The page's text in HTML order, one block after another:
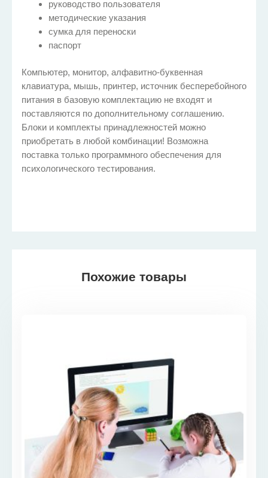
руководство пользователя
методические указания
сумка для переноски
паспорт
Компьютер, монитор, алфавитно-буквенная
клавиатура, мышь, принтер, источник бесперебойного
питания в базовую комплектацию не входят и
поставляются по дополнительному соглашению.
Блоки и комплекты принадлежностей можно
приобретать в любой комбинации! Возможна
поставка только программного обеспечения для
психологического тестирования.
Похожие товары